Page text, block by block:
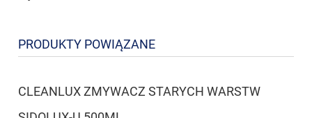
PRODUKTY POWIĄZANE
CLEANLUX ZMYWACZ STARYCH WARSTW